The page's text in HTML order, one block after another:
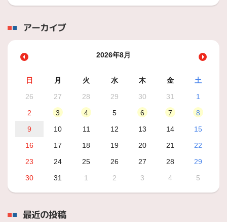
アーカイブ
2026年8月
日 月 火 水 木 金
土
26
27 28 29 30 31
1
2
3 4 5 6 7
8
9
10 11 12 13 14
15
16
17 18 19 20 21
22
23
24 25 26 27 28
29
30
31 1 2 3 4 5
最近の投稿